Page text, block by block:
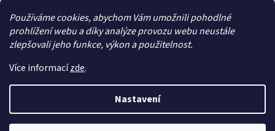
Používáme cookies, abychom Vám umožnili pohodlné
prohlížení webu a díky analýze provozu webu neustále
zlepšovali jeho funkce, výkon a použitelnost.
Více informacízde.
Nastavení
Facebook
Vytvořil Shoptet
Copyright 2026Elcar - elektrospecialista - RC modely,
autorádia, navigace, alarmy, domácí audio. Všechna